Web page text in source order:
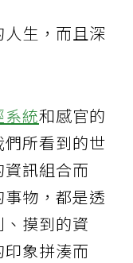
生，而且深
系統和感官的
所看到的世
訊組合而
物，都是透
摸到的資
象拼湊而